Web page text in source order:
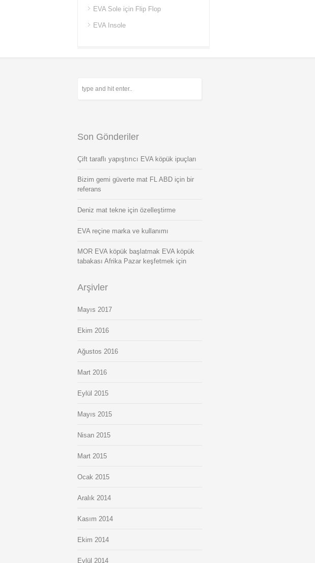
EVA Sole için Flip Flop
EVA Insole
Son Gönderiler
Çift taraflı yapıştırıcı EVA köpük ipuçları
Bizim gemi güverte mat FL ABD için bir
referans
Deniz mat tekne için özelleştirme
EVA reçine marka ve kullanımı
MOR EVA köpük başlatmak EVA köpük
tabakası Afrika Pazar keşfetmek için
Arşivler
Mayıs 2017
Ekim 2016
Ağustos 2016
Mart 2016
Eylül 2015
Mayıs 2015
Nisan 2015
Mart 2015
Ocak 2015
Aralık 2014
Kasım 2014
Ekim 2014
Eylül 2014